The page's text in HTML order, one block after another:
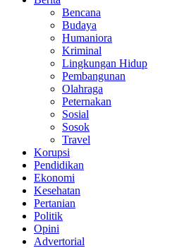
Bencana
Budaya
Humaniora
Kriminal
Lingkungan Hidup
Pembangunan
Olahraga
Peternakan
Sosial
Sosok
Travel
Korupsi
Pendidikan
Ekonomi
Kesehatan
Pertanian
Politik
Opini
Advertorial